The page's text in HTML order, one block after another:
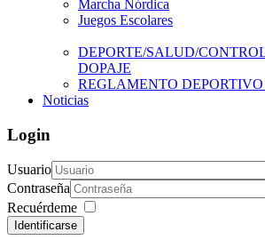
Marcha Nórdica
Juegos Escolares
DEPORTE/SALUD/
DOPAJE
REGLAMENTO
Noticias
Login
Usuario
Contraseña
Recuérdeme
Identificarse